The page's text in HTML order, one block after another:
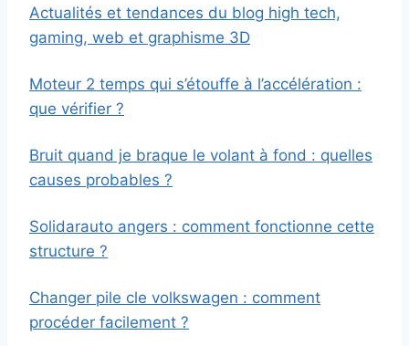
Actualités et tendances du blog high tech,
gaming, web et graphisme 3D
Moteur 2 temps qui s’étouffe à l’accélération :
que vérifier ?
Bruit quand je braque le volant à fond : quelles
causes probables ?
Solidarauto angers : comment fonctionne cette
structure ?
Changer pile cle volkswagen : comment
procéder facilement ?